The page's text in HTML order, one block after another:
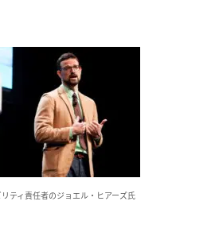
ティ責任者のジョエル・ヒアーズ氏